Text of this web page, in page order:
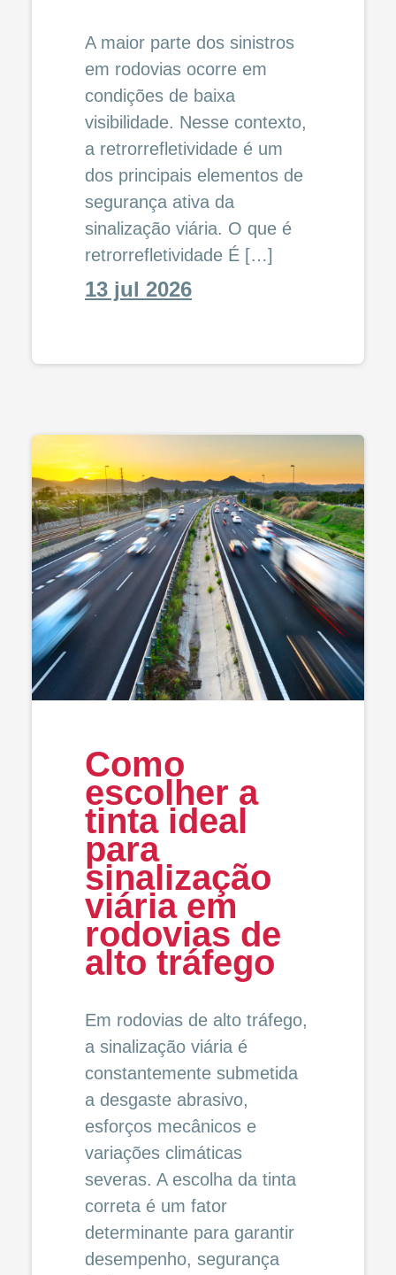
A maior parte dos sinistros
em rodovias ocorre em
condições de baixa
visibilidade. Nesse contexto,
a retrorrefletividade é um
dos principais elementos de
segurança ativa da
sinalização viária. O que é
retrorrefletividade É […]
13 jul 2026
Como
escolher a
tinta ideal
para
sinalização
viária em
rodovias de
alto tráfego
Em rodovias de alto tráfego,
a sinalização viária é
constantemente submetida
a desgaste abrasivo,
esforços mecânicos e
variações climáticas
severas. A escolha da tinta
correta é um fator
determinante para garantir
desempenho, segurança